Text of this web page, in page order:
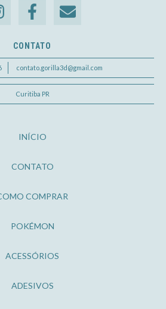
CONTATO
contato.gorilla3d@gmail.com
Curitiba PR
INÍCIO
CONTATO
COMPRAR
POKÉMON
ACESSÓRIOS
ADESIVOS